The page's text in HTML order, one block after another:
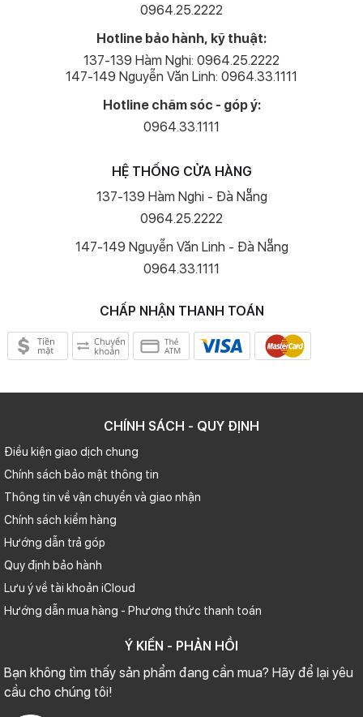
0964.25.2222
Hotline bảo hành, kỹ thuật:
137-139 Hàm Nghi: 0964.25.2222
147-149 Nguyễn Văn Linh: 0964.33.1111
Hotline chăm sóc - góp ý:
0964.33.1111
HỆ THỐNG CỬA HÀNG
137-139 Hàm Nghi - Đà Nẵng
0964.25.2222
147-149 Nguyễn Văn Linh - Đà Nẵng
0964.33.1111
CHẤP NHẬN THANH TOÁN
CHÍNH SÁCH - QUY ĐỊNH
Điều kiện giao dịch chung
Chính sách bảo mật thông tin
Thông tin về vận chuyển và giao nhận
Chính sách kiểm hàng
Hướng dẫn trả góp
Quy định bảo hành
Lưu ý về tài khoản iCloud
Hướng dẫn mua hàng - Phương thức thanh toán
Ý KIẾN - PHẢN HỒI
Bạn không tìm thấy sản phẩm đang cần mua? Hãy để lại yêu
cầu cho chúng tôi!